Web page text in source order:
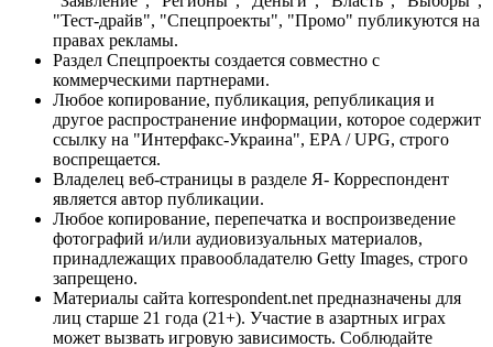
"Тест-драйв", "Спецпроекты", "Промо" публикуются на
правах рекламы.
Раздел Спецпроекты создается совместно с
коммерческими партнерами.
Любое копирование, публикация, републикация и
другое распространение информации, которое содержит
ссылку на "Интерфакс-Украина", EPA / UPG, строго
воспрещается.
Владелец веб-страницы в разделе Я- Корреспондент
является автор публикации.
Любое копирование, перепечатка и воспроизведение
фотографий и/или аудиовизуальных материалов,
принадлежащих правообладателю Getty Images, строго
запрещено.
Материалы сайта korrespondent.net предназначены для
лиц старше 21 года (21+). Участие в азартных играх
может вызвать игровую зависимость. Соблюдайте